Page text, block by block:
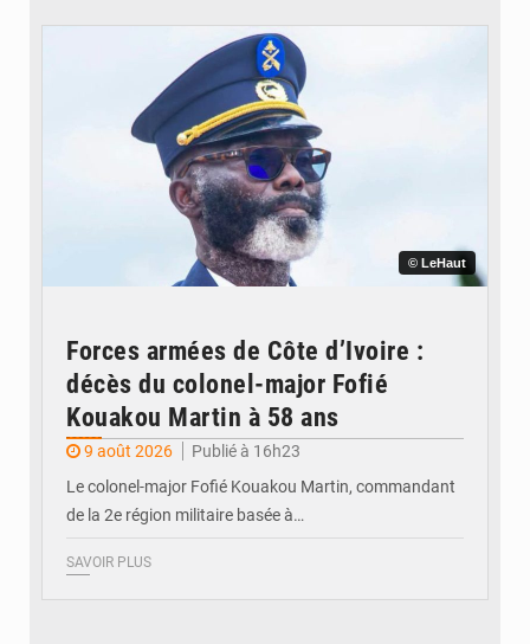
© LeHaut
Forces armées de Côte d’Ivoire :
décès du colonel-major Fofié
Kouakou Martin à 58 ans
9 août 2026
Publié à 16h23
Le colonel-major Fofié Kouakou Martin, commandant
de la 2e région militaire basée à…
SAVOIR PLUS